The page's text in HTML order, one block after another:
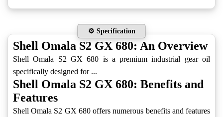
⚙️ Specification
Shell Omala S2 GX 680: An Overview
Shell Omala S2 GX 680 is a premium industrial gear oil
specifically designed for ...
Shell Omala S2 GX 680: Benefits and
Features
Shell Omala S2 GX 680 offers numerous benefits and features